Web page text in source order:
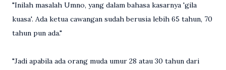
"Inilah masalah Umno, yang dalam bahasa kasarnya 'gila
kuasa'. Ada ketua cawangan sudah berusia lebih 65 tahun, 70
tahun pun ada."
"Jadi apabila ada orang muda umur 28 atau 30 tahun dari